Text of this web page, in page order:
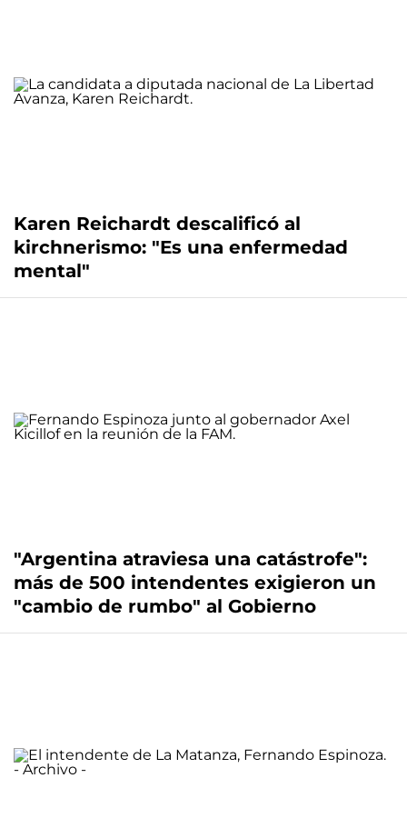
Karen Reichardt descalificó al
kirchnerismo: "Es una enfermedad
mental"
"Argentina atraviesa una catástrofe":
más de 500 intendentes exigieron un
"cambio de rumbo" al Gobierno